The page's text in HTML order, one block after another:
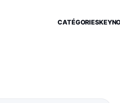
CATÉGORIES